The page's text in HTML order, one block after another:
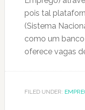
pois tal
(Sistema
como um
oferece vagas
FILED UNDER: